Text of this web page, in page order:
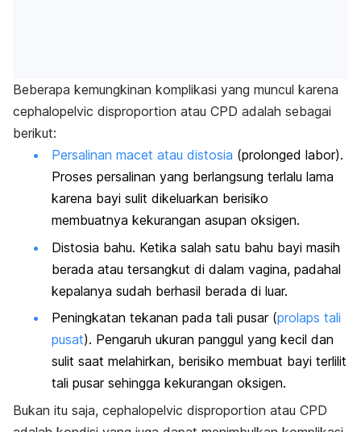
Beberapa kemungkinan komplikasi yang muncul karena
cephalopelvic disproportion atau CPD adalah sebagai
berikut:
Persalinan macet atau distosia (prolonged labor).
Proses persalinan yang berlangsung terlalu lama
karena bayi sulit dikeluarkan berisiko
membuatnya kekurangan asupan oksigen.
Distosia bahu. Ketika salah satu bahu bayi masih
berada atau tersangkut di dalam vagina, padahal
kepalanya sudah berhasil berada di luar.
Peningkatan tekanan pada tali pusar (prolaps tali
pusat). Pengaruh ukuran panggul yang kecil dan
sulit saat melahirkan, berisiko membuat bayi terlilit
tali pusar sehingga kekurangan oksigen.
Bukan itu saja, cephalopelvic disproportion atau CPD